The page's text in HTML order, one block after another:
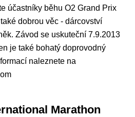
účastníky běhu O2 Grand Prix
dobrou věc - dárcovství
Závod se uskuteční 7.9.2013
je také bohatý doprovodný
naleznete na
Marathon